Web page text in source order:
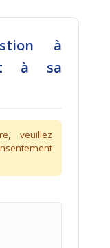
à
à sa
veuillez